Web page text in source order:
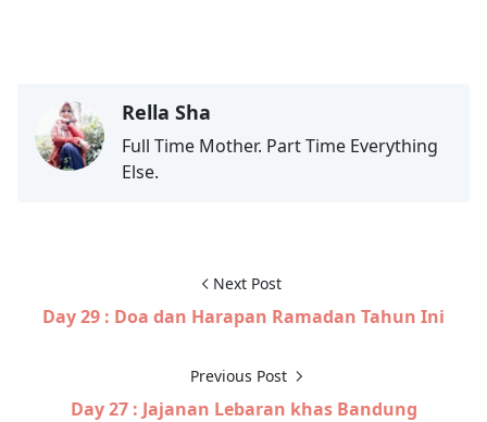
Rella Sha
Full Time Mother. Part Time Everything
Else.
Next Post
Day 29 : Doa dan Harapan Ramadan Tahun Ini
Previous Post
Day 27 : Jajanan Lebaran khas Bandung